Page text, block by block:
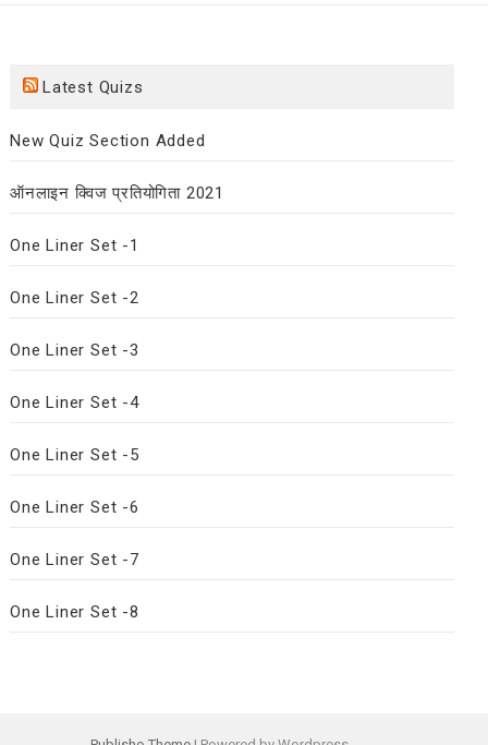
Latest Quizs
New Quiz Section Added
ऑनलाइन क्विज प्रतियोगिता 2021
One Liner Set -1
One Liner Set -2
One Liner Set -3
One Liner Set -4
One Liner Set -5
One Liner Set -6
One Liner Set -7
One Liner Set -8